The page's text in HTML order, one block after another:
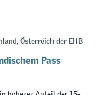
Österreich der EHB
Pass